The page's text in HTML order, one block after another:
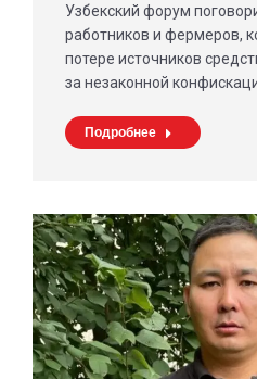
Узбекский форум
работников и фермеров,
потере источников
за незаконной
Подробнее